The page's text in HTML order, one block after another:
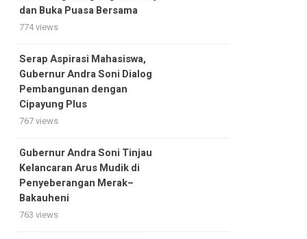
dan Buka Puasa Bersama
774 views
Serap Aspirasi Mahasiswa,
Gubernur Andra Soni Dialog
Pembangunan dengan
Cipayung Plus
767 views
Gubernur Andra Soni Tinjau
Kelancaran Arus Mudik di
Penyeberangan Merak–
Bakauheni
763 views